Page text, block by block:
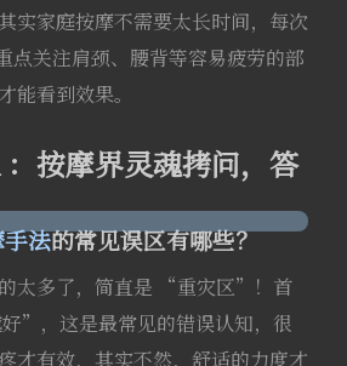
实家庭按摩不需要太长时间，每次
点关注肩颈、腰背等容易疲劳的部
能看到效果。
按摩界灵魂拷问，答
法的常见误区有哪些？
太多了，简直是 “重灾区”！首
”，这是最常见的错误认知，很
才有效，其实不然，舒适的力度才